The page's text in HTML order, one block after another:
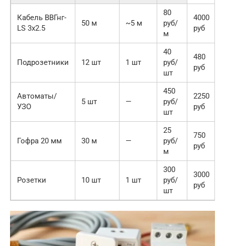
Кабель ВВГнг-
LS 3х2.5
50 м ~5 м
80
руб/
м
4000
руб
Подрозетники 12 шт 1 шт
40
руб/
шт
480
руб
Автоматы/
УЗО
5 шт —
450
руб/
шт
2250
руб
Гофра 20 мм 30 м —
25
руб/
м
750
руб
Розетки 10 шт 1 шт
300
руб/
шт
3000
руб